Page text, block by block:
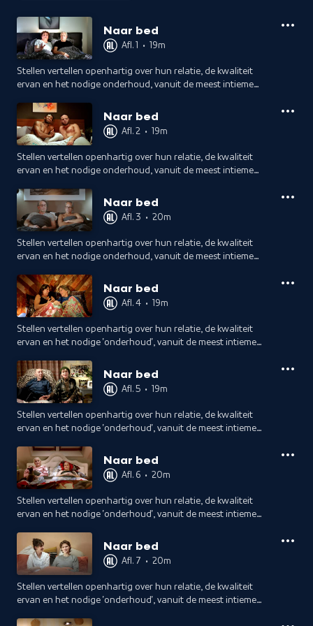
Naar bed
Afl. 1 • 19m
Stellen vertellen openhartig over hun relatie, de kwaliteit
ervan en het nodige onderhoud, vanuit de meest intieme
bed, hoe doen ze dat?Naar bed
Afl. 2 • 19m
Stellen vertellen openhartig over hun relatie, de kwaliteit
ervan en het nodige onderhoud, vanuit de meest intieme
bed, hoe doen ze dat?Naar bed
Afl. 3 • 20m
Stellen vertellen openhartig over hun relatie, de kwaliteit
ervan en het nodige onderhoud, vanuit de meest intieme
bed, hoe doen ze dat?Naar bed
Afl. 4 • 19m
Stellen vertellen openhartig over hun relatie, de kwaliteit
ervan en het nodige 'onderhoud', vanuit de meest intieme
bed, hoe doen ze dat?Naar bed
Afl. 5 • 19m
Stellen vertellen openhartig over hun relatie, de kwaliteit
ervan en het nodige 'onderhoud', vanuit de meest intieme
bed, hoe doen ze dat?Naar bed
Afl. 6 • 20m
Stellen vertellen openhartig over hun relatie, de kwaliteit
ervan en het nodige 'onderhoud', vanuit de meest intieme
bed, hoe doen ze dat?Naar bed
Afl. 7 • 20m
Stellen vertellen openhartig over hun relatie, de kwaliteit
ervan en het nodige 'onderhoud', vanuit de meest intieme